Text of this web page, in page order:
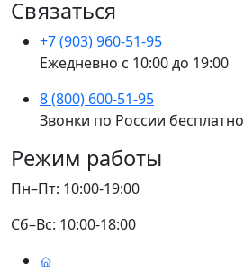
Связаться
+7 (903) 960-51-95
Ежедневно с 10:00 до 19:00
8 (800) 600-51-95
Звонки по России бесплатно
Режим работы
Пн–Пт: 10:00-19:00
Сб–Вс: 10:00-18:00